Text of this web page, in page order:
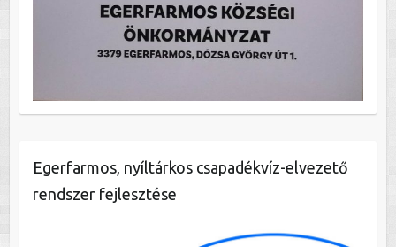
Egerfarmos, nyíltárkos csapadékvíz-elvezető
rendszer fejlesztése